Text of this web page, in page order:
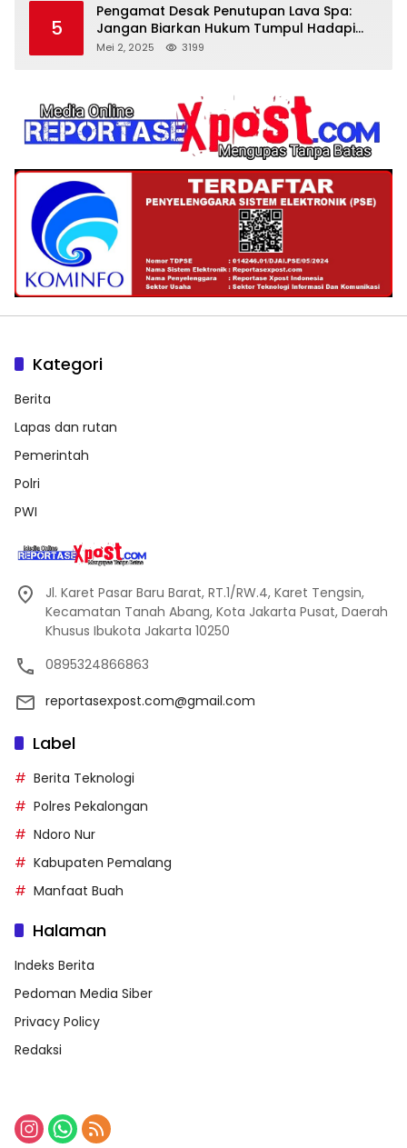
5
Pengamat Desak Penutupan Lava Spa:
Jangan Biarkan Hukum Tumpul Hadapi
‘Spa Berkedok
Mei 2, 2025 3199
Kategori
Berita
Lapas dan rutan
Pemerintah
Polri
PWI
Jl. Karet Pasar Baru Barat, RT.1/RW.4, Karet Tengsin,
Kecamatan Tanah Abang, Kota Jakarta Pusat, Daerah
Khusus Ibukota Jakarta 10250
0895324866863
reportasexpost.com@gmail.com
Label
Berita Teknologi
Polres Pekalongan
Ndoro Nur
Kabupaten Pemalang
Manfaat Buah
Halaman
Indeks Berita
Pedoman Media Siber
Privacy Policy
Redaksi